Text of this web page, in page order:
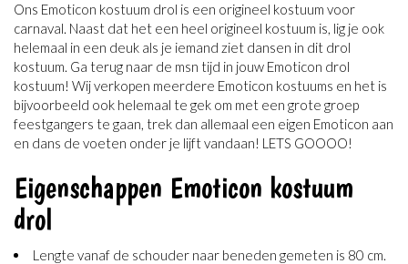
Ons Emoticon kostuum drol is een origineel kostuum voor
carnaval. Naast dat het een heel origineel kostuum is, lig je ook
helemaal in een deuk als je iemand ziet dansen in dit drol
kostuum. Ga terug naar de msn tijd in jouw Emoticon drol
kostuum! Wij verkopen meerdere Emoticon kostuums en het is
bijvoorbeeld ook helemaal te gek om met een grote groep
feestgangers te gaan, trek dan allemaal een eigen Emoticon aan
en dans de voeten onder je lijft vandaan! LETS GOOOO!
Eigenschappen Emoticon kostuum
drol
Lengte vanaf de schouder naar beneden gemeten is 80 cm.